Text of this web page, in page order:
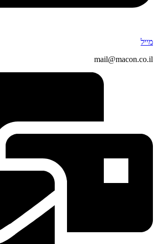
מייל
mail@macon.co.il